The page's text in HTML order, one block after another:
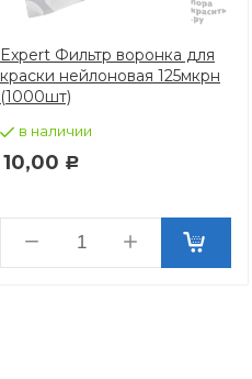
Expert Фильтр воронка для
краски нейлоновая 125мкрн
(1000шт)
в наличии
10,00 Р